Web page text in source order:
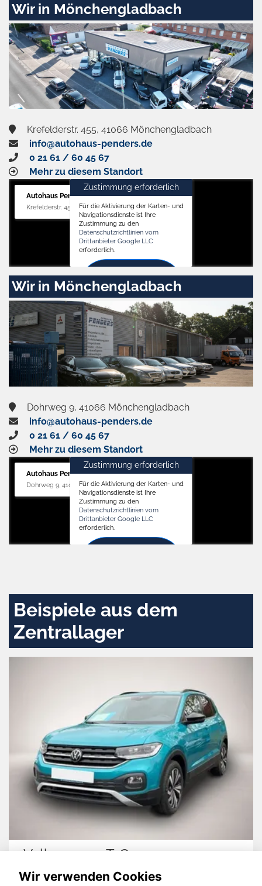
Wir in Mönchengladbach
Krefelderstr. 455, 41066 Mönchengladbach
info@autohaus-penders.de
0 21 61 / 60 45 67
Mehr zu diesem Standort
Autohaus Penders (Verkauf)
Krefelderstr. 455, 41066 Mönchengladbach
Zustimmung erforderlich
Für die Aktivierung der Karten- und
Navigationsdienste ist Ihre
Zustimmung zu den
Datenschutzrichtlinien vom
Drittanbieter Google LLC
erforderlich.
Zustimmen
und
aktivieren
Wir in Mönchengladbach
Dohrweg 9, 41066 Mönchengladbach
info@autohaus-penders.de
0 21 61 / 60 45 67
Mehr zu diesem Standort
Autohaus Penders (Service)
Dohrweg 9, 41066 Mönchengladbach
Zustimmung erforderlich
Für die Aktivierung der Karten- und
Navigationsdienste ist Ihre
Zustimmung zu den
Datenschutzrichtlinien vom
Drittanbieter Google LLC
erforderlich.
Beispiele aus dem
Zentrallager
Volkswagen T-Cross
Wir verwenden Cookies